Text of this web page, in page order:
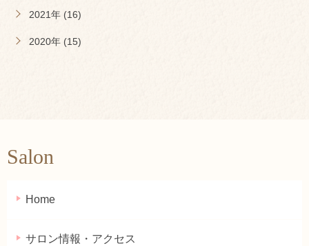
2021年 (16)
2020年 (15)
Salon
Home
サロン情報・アクセス